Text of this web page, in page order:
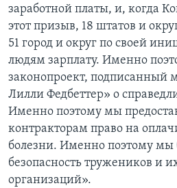
заработной платы, и, когда
этот призыв, 18 штатов и
51 город и округ по своей
людям зарплату. Именно
законопроект, подписанный
Лилли Федбеттер» о
Именно поэтому мы
контракторам право на
болезни. Именно поэтому мы
безопасность тружеников и
организаций».